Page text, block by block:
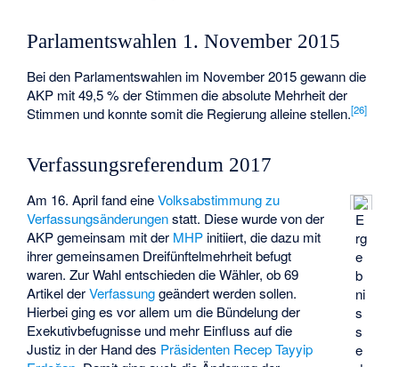
Parlamentswahlen 1. November 2015
Bei den Parlamentswahlen im November 2015 gewann die
AKP mit 49,5 % der Stimmen die absolute Mehrheit der
Stimmen und konnte somit die Regierung alleine stellen.[26]
Verfassungsreferendum 2017
E
rg
e
b
ni
s
s
e
Am 16. April fand eineVolksabstimmung zu
Verfassungsänderungenstatt. Diese wurde von der
AKP gemeinsam mit der MHP initiiert, die dazu mit
ihrer gemeinsamen Dreifünftelmehrheit befugt
waren. Zur Wahl entschieden die Wähler, ob 69
Artikel derVerfassunggeändert werden sollen.
Hierbei ging es vor allem um die Bündelung der
Exekutivbefugnisse und mehr Einfluss auf die
Justiz in der Hand des Präsidenten Recep Tayyip